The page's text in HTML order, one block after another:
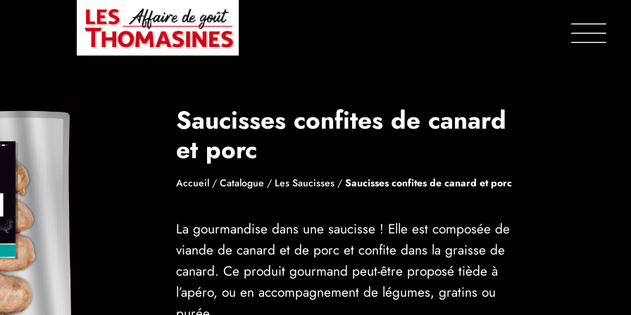
Saucisses confites de canard
et porc
Accueil/ Catalogue / Les Saucisses/ Saucisses confites de canard et porc
La gourmandise dans une saucisse ! Elle est composée de
viande de canard et de porc et confite dans la graisse de
canard. Ce produit gourmand peut-être proposé tiède à
l’apéro, ou en accompagnement de légumes, gratins ou